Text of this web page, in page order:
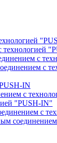
с
с
IN
с
"PUSH-IN"
с